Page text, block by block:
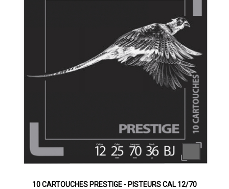
10 CARTOUCHES PRESTIGE - PISTEURS CAL 12/70